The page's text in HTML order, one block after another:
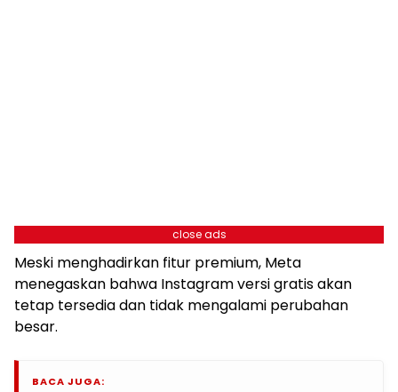
close ads
Meski menghadirkan fitur premium, Meta
menegaskan bahwa Instagram versi gratis akan
tetap tersedia dan tidak mengalami perubahan
besar.
BACA JUGA: